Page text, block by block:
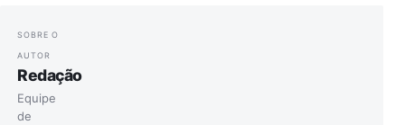
SOBRE O
AUTOR
Redação
Equipe
de